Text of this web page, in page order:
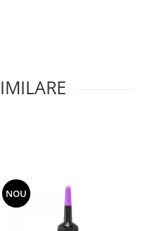
NOU